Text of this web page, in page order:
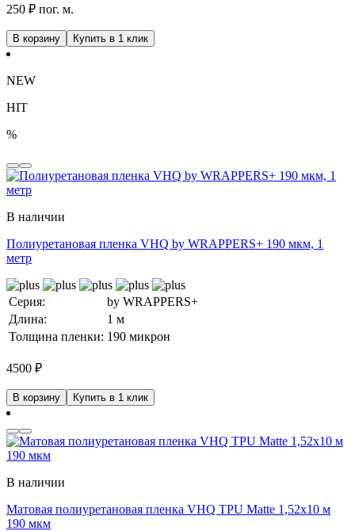
250 ₽ пог. м.
В корзину Купить в 1 клик
NEW
HIT
%
В наличии
Полиуретановая пленка VHQ by WRAPPERS+ 190 мкм, 1
метр
Серия:
by WRAPPERS+
Длина:
1 м
Толщина пленки: 190 микрон
4500 ₽
В корзину Купить в 1 клик
В наличии
Матовая полиуретановая пленка VHQ TPU Matte 1,52х10 м
190 мкм